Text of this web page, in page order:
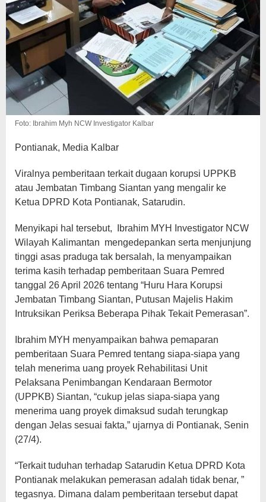
Foto: Ibrahim Myh NCW Investigator Kalbar
Pontianak, Media Kalbar
Viralnya pemberitaan terkait dugaan korupsi UPPKB
atau Jembatan Timbang Siantan yang mengalir ke
Ketua DPRD Kota Pontianak, Satarudin.
Menyikapi hal tersebut, Ibrahim MYH Investigator NCW
Wilayah Kalimantan mengedepankan serta menjunjung
tinggi asas praduga tak bersalah, Ia menyampaikan
terima kasih terhadap pemberitaan Suara Pemred
tanggal 26 April 2026 tentang “Huru Hara Korupsi
Jembatan Timbang Siantan, Putusan Majelis Hakim
Intruksikan Periksa Beberapa Pihak Tekait Pemerasan”.
Ibrahim MYH menyampaikan bahwa pemaparan
pemberitaan Suara Pemred tentang siapa-siapa yang
telah menerima uang proyek Rehabilitasi Unit
Pelaksana Penimbangan Kendaraan Bermotor
(UPPKB) Siantan, “cukup jelas siapa-siapa yang
menerima uang proyek dimaksud sudah terungkap
dengan Jelas sesuai fakta,” ujarnya di Pontianak, Senin
(27/4).
“Terkait tuduhan terhadap Satarudin Ketua DPRD Kota
Pontianak melakukan pemerasan adalah tidak benar, ”
tegasnya. Dimana dalam pemberitaan tersebut dapat